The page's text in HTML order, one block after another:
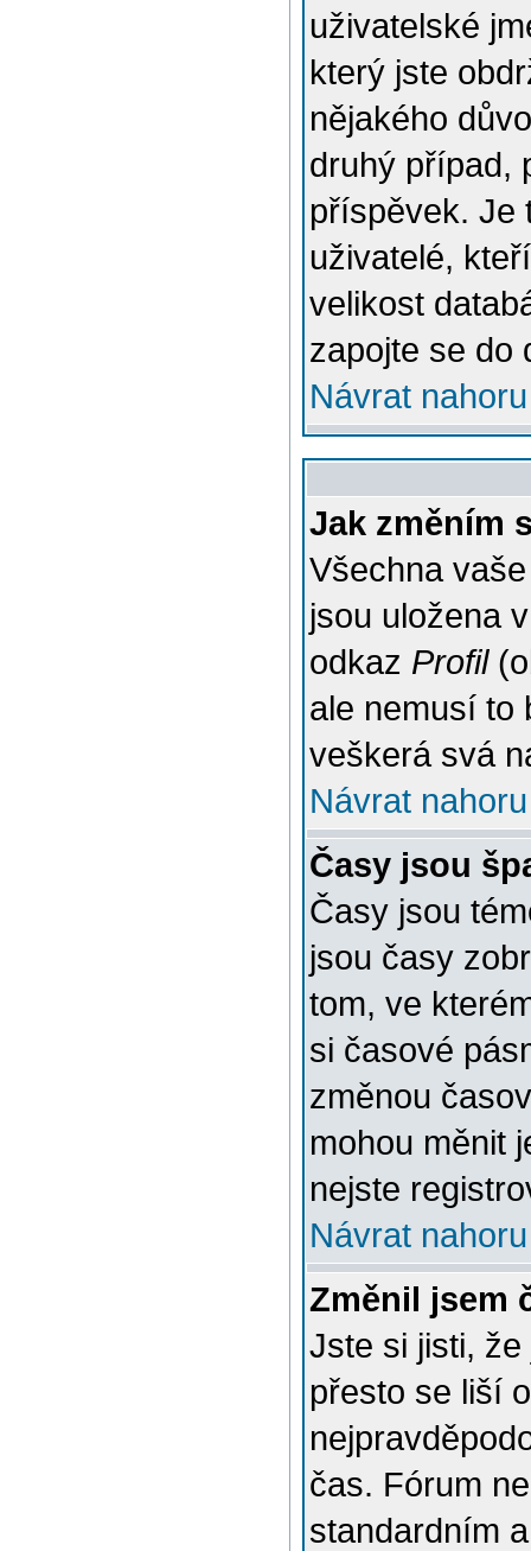
uživatelské
který jste
nějakého
druhý případ,
příspěvek. Je
uživatelé,
velikost
zapojte se do
Návrat nahoru
Jak změním
Všechna
jsou uložena
odkaz Profil
ale nemusí to
veškerá svá
Návrat nahoru
Časy jsou
Časy jsou
jsou časy
tom, ve
si časové
změnou
mohou měnit
nejste
Návrat nahoru
Změnil jsem
Jste si jisti,
přesto se liší
čas. Fórum
standardním